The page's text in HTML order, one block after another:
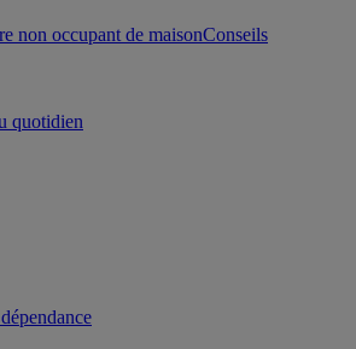
non occupant de maisonConseils
quotidien